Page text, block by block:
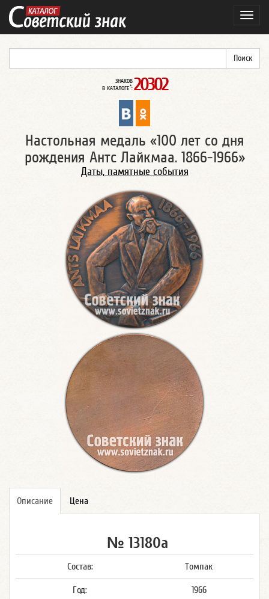
ЗНАКОВ
В КАТАЛОГЕ*: 20302
Настольная медаль «100 лет со дня
рождения Антс Лайкмаа. 1866-1966»
Даты, памятные события
Описание Цена
№ 13180а
Состав: Томпак
Год: 1966